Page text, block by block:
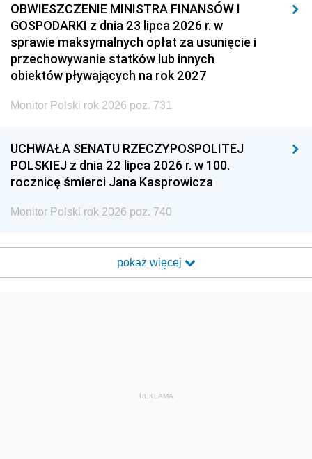
OBWIESZCZENIE MINISTRA FINANSÓW I
GOSPODARKI z dnia 23 lipca 2026 r. w
sprawie maksymalnych opłat za usunięcie i
przechowywanie statków lub innych
obiektów pływających na rok 2027
Monitor Polski rok 2026 poz. 731
UCHWAŁA SENATU RZECZYPOSPOLITEJ
POLSKIEJ z dnia 22 lipca 2026 r. w 100.
rocznicę śmierci Jana Kasprowicza
Monitor Polski rok 2026 poz. 740
pokaż więcej
REKLAMA